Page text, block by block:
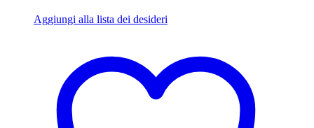
Aggiungi alla lista dei desideri